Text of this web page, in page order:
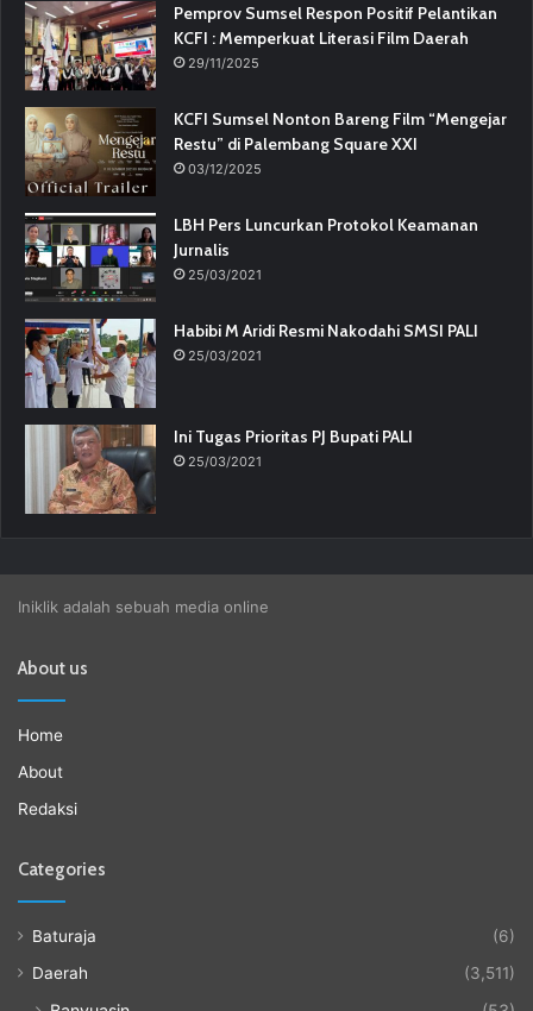
Pemprov Sumsel Respon Positif Pelantikan
KCFI : Memperkuat Literasi Film Daerah
29/11/2025
KCFI Sumsel Nonton Bareng Film “Mengejar
Restu” di Palembang Square XXI
03/12/2025
LBH Pers Luncurkan Protokol Keamanan
Jurnalis
25/03/2021
Habibi M Aridi Resmi Nakodahi SMSI PALI
25/03/2021
Ini Tugas Prioritas PJ Bupati PALI
25/03/2021
Iniklik adalah sebuah media online
About us
Home
About
Redaksi
Categories
Baturaja
(6)
Daerah
(3,511)